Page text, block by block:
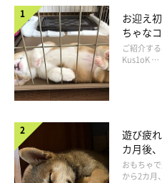
に、逃げた…！
お迎え
ちゃな
コ“コー
長！
ご紹介す
Kus1oK …
遊び疲
カ月後
成長！
おもちゃ
から2カ月